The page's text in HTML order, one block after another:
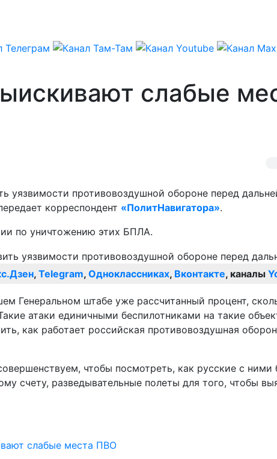
слабые
уязвимости противовоздушной обороне перед
корреспондент «ПолитНавигатора».
по уничтожению этих БПЛА.
, Telegram, Одноклассниках, Вконтакте, каналы
Генеральном штабе уже рассчитанный процент,
атаки единичными беспилотниками на такие
как работает российская противовоздушная
чтобы посмотреть, как русские с ними
счету, разведывательные полеты для того, чтобы
слабые места ПВО